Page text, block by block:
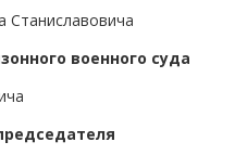
Станиславовича
военного суда